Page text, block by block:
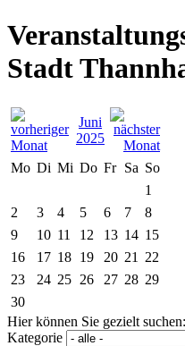
Stadt
Juni
2025
Mo Di Mi Do Fr Sa So
1
2
3 4 5 6 7
8
9
10 11 12 13 14 15
16
17 18 19 20 21
22
23
24 25 26 27 28 29
30
Hier können Sie gezielt suchen:
Kategorie